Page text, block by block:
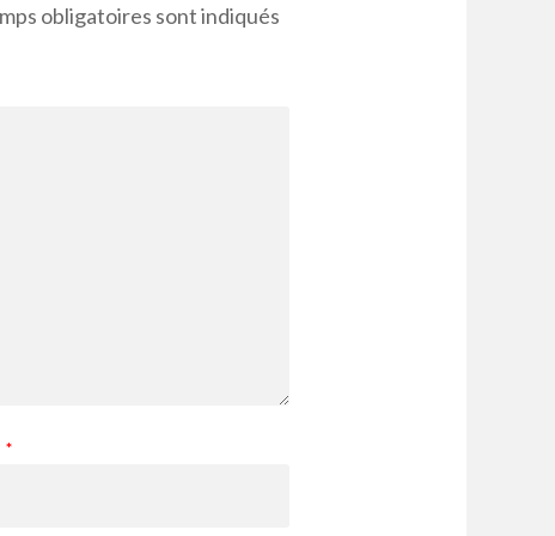
obligatoires sont indiqués
*